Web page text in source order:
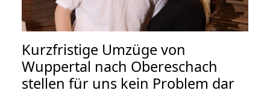
Kurzfristige Umzüge von
Wuppertal nach Obereschach
stellen für uns kein Problem dar